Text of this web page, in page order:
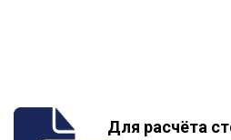
Для расчёта